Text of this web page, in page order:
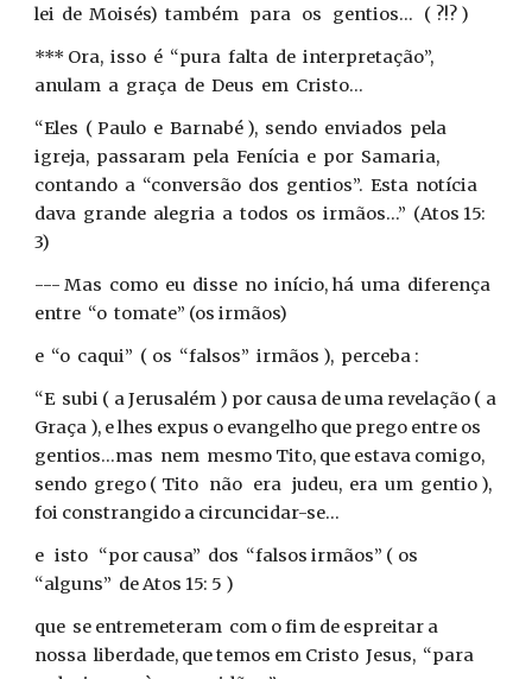
lei de Moisés) também para os gentios... ( ?!? )
*** Ora, isso é “pura falta de interpretação”,
anulam a graça de Deus em Cristo...
“Eles ( Paulo e Barnabé ), sendo enviados pela
igreja, passaram pela Fenícia e por Samaria,
contando a “conversão dos gentios”. Esta notícia
dava grande alegria a todos os irmãos...” (Atos 15:
3)
--- Mas como eu disse no início, há uma diferença
entre “o tomate” (os irmãos)
e “o caqui” ( os “falsos” irmãos ), perceba :
“E subi ( a Jerusalém ) por causa de uma revelação ( a
Graça ), e lhes expus o evangelho que prego entre os
gentios...mas nem mesmo Tito, que estava comigo,
sendo grego ( Tito não era judeu, era um gentio ),
foi constrangido a circuncidar-se...
e isto “por causa” dos “falsos irmãos” ( os
“alguns” de Atos 15: 5 )
que se entremeteram com o fim de espreitar a
nossa liberdade, que temos em Cristo Jesus, “para